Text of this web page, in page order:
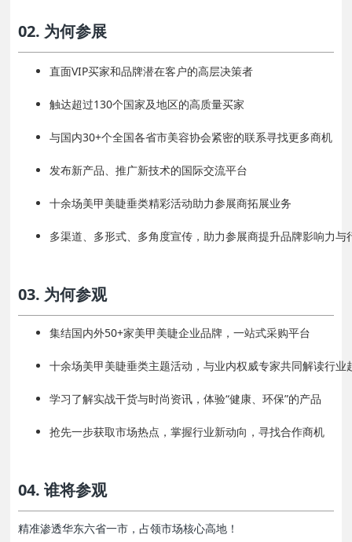
02. 为何参展
直面VIP买家和品牌潜在客户的高层决策者
触达超过130个国家及地区的高质量买家
与国内30+个全国各省市美容协会紧密的联系寻找更多商机
发布新产品、推广新技术的国际交流平台
十余场美甲美睫垂类精彩活动助力参展商拓展业务
多渠道、多形式、多角度宣传，助力参展商提升品牌影响力与
03. 为何参观
集结国内外50+家美甲美睫企业品牌，一站式采购平台
十余场美甲美睫垂类主题活动，与业内权威专家共同解读行业
学习了解实战干货与时尚资讯，体验“健康、环保”的产品
抢先一步获取市场热点，掌握行业新动向，寻找合作商机
04. 谁将参观
精准渗透华东六省一市，占领市场核心高地！